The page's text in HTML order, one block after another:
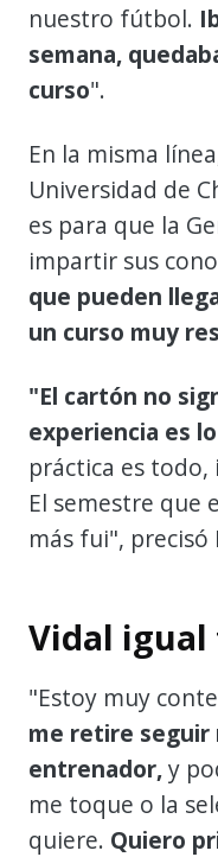
nuestro fútbol.
semana,
curso".
En la misma
Universidad de
es para que la
impartir sus
que pueden
un curso muy
"El cartón no
experiencia es
práctica es
El semestre que
más fui", precisó
Vidal igual
"Estoy muy
me retire seguir
entrenador,y
me toque o la
quiere. Quiero